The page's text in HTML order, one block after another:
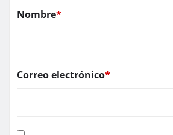
Nombre*
Correo electrónico*